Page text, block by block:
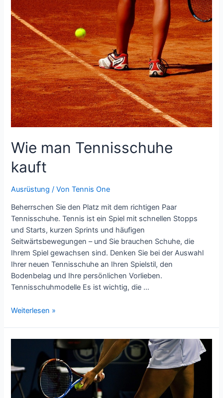
wirklich?
Wie man Tennisschuhe
kauft
Ausrüstung / VonTennis One
Beherrschen Sie den Platz mit dem richtigen Paar
Tennisschuhe. Tennis ist ein Spiel mit schnellen Stopps
und Starts, kurzen Sprints und häufigen
Seitwärtsbewegungen – und Sie brauchen Schuhe, die
Ihrem Spiel gewachsen sind. Denken Sie bei der Auswahl
Ihrer neuen Tennisschuhe an Ihren Spielstil, den
Bodenbelag und Ihre persönlichen Vorlieben.
Tennisschuhmodelle Es ist wichtig, die …
Wie
Weiterlesen »